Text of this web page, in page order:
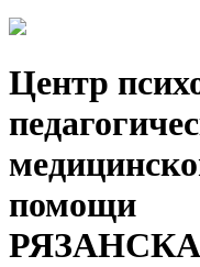
Центр
помощи